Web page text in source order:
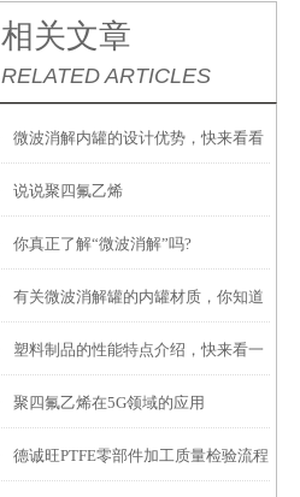
相关文章
RELATED ARTICLES
微波消解内罐的设计优势，快来看看
吧
说说聚四氟乙烯
你真正了解“微波消解”吗?
有关微波消解罐的内罐材质，你知道
多少？
塑料制品的性能特点介绍，快来看一
下吧
聚四氟乙烯在5G领域的应用
德诚旺PTFE零部件加工质量检验流程